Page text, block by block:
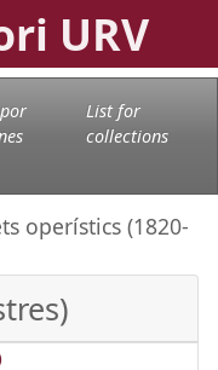
URV
List for
collections
operístics (1820-